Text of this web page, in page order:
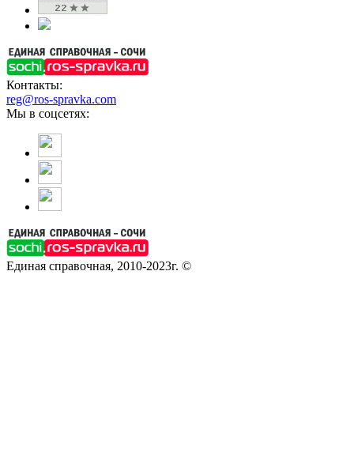
Контакты:
reg@ros-spravka.com
Мы в соцсетях:
Единая справочная, 2010-2023г. ©